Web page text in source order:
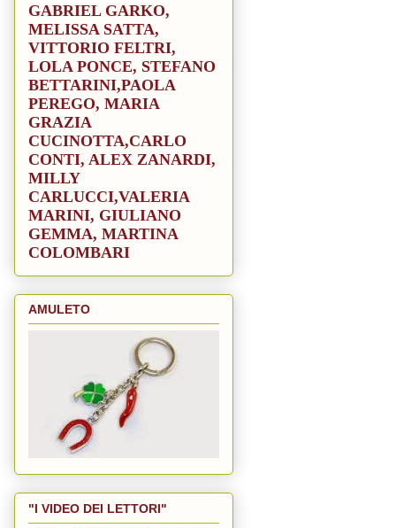
GABRIEL GARKO,
MELISSA SATTA,
VITTORIO FELTRI,
LOLA PONCE, STEFANO
BETTARINI,PAOLA
PEREGO, MARIA
GRAZIA
CUCINOTTA,CARLO
CONTI, ALEX ZANARDI,
MILLY
CARLUCCI,VALERIA
MARINI, GIULIANO
GEMMA, MARTINA
COLOMBARI
AMULETO
"I VIDEO DEI LETTORI"